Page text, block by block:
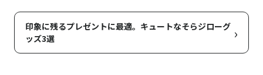
印象に残るプレゼントに最適。キュートなそらジローグ
ッズ3選
›